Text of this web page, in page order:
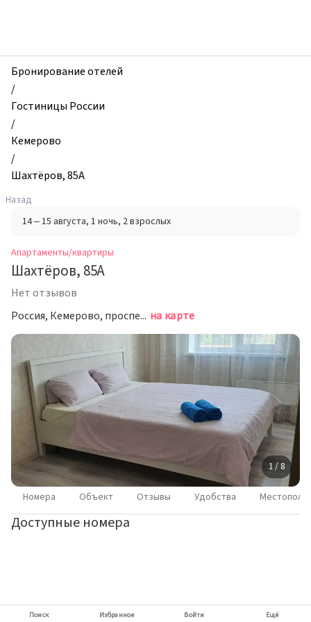
и
квартиры,
Шахтёров,
85А,
Кемерово,
Россия
Бронирование отелей
/
Гостиницы России
/
Кемерово
/
Шахтёров, 85А
Назад
14 – 15 августа, 1 ночь, 2 взрослых
Апартаменты/квартиры
Шахтёров, 85А
Нет отзывов
Россия, Кемерово, проспект Шахтёров, 85А на карте
1 / 8
Номера Объект Отзывы Удобства
Доступные номера
Поиск Избранное Войти Ещё